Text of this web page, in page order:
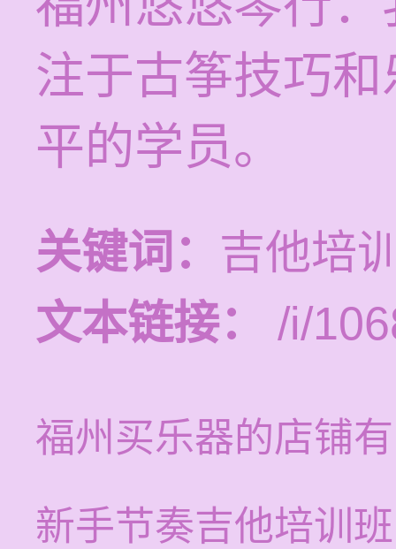
注于古筝技巧
平的学员。
关键词： 吉他培
文本链接：
/i/
福州买乐器的店铺
新手节奏吉他培训班